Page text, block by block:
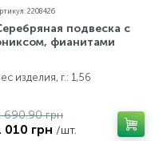
2208426
подвеска с
фианитами
изделия, г.: 1,56
690.90 грн
010 грн /шт.